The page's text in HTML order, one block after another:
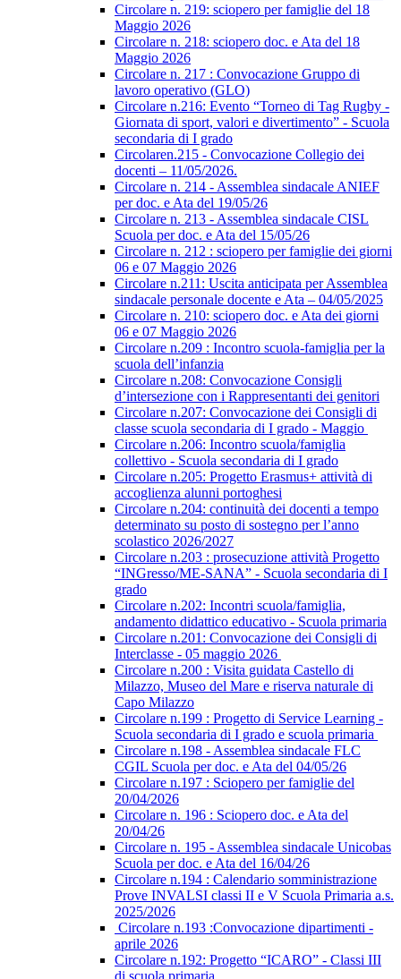
Circolare n. 219: sciopero per famiglie del 18
Maggio 2026
Circolare n. 218: sciopero doc. e Ata del 18
Maggio 2026
Circolare n. 217 : Convocazione Gruppo di
lavoro operativo (GLO)
Circolare n.216: Evento “Torneo di Tag Rugby -
Giornata di sport, valori e divertimento” - Scuola
secondaria di I grado
Circolaren.215 - Convocazione Collegio dei
docenti – 11/05/2026.
Circolare n. 214 - Assemblea sindacale ANIEF
per doc. e Ata del 19/05/26
Circolare n. 213 - Assemblea sindacale CISL
Scuola per doc. e Ata del 15/05/26
Circolare n. 212 : sciopero per famiglie dei giorni
06 e 07 Maggio 2026
Circolare n.211: Uscita anticipata per Assemblea
sindacale personale docente e Ata – 04/05/2025
Circolare n. 210: sciopero doc. e Ata dei giorni
06 e 07 Maggio 2026
Circolare n.209 : Incontro scuola-famiglia per la
scuola dell’infanzia
Circolare n.208: Convocazione Consigli
d’intersezione con i Rappresentanti dei genitori
Circolare n.207: Convocazione dei Consigli di
classe scuola secondaria di I grado - Maggio
Circolare n.206: Incontro scuola/famiglia
collettivo - Scuola secondaria di I grado
Circolare n.205: Progetto Erasmus+ attività di
accoglienza alunni portoghesi
Circolare n.204: continuità dei docenti a tempo
determinato su posto di sostegno per l’anno
scolastico 2026/2027
Circolare n.203 : prosecuzione attività Progetto
“INGresso/ME-SANA” - Scuola secondaria di I
grado
Circolare n.202: Incontri scuola/famiglia,
andamento didattico educativo - Scuola primaria
Circolare n.201: Convocazione dei Consigli di
Interclasse - 05 maggio 2026
Circolare n.200 : Visita guidata Castello di
Milazzo, Museo del Mare e riserva naturale di
Capo Milazzo
Circolare n.199 : Progetto di Service Learning -
Scuola secondaria di I grado e scuola primaria
Circolare n.198 - Assemblea sindacale FLC
CGIL Scuola per doc. e Ata del 04/05/26
Circolare n.197 : Sciopero per famiglie del
20/04/2026
Circolare n. 196 : Sciopero doc. e Ata del
20/04/26
Circolare n. 195 - Assemblea sindacale Unicobas
Scuola per doc. e Ata del 16/04/26
Circolare n.194 : Calendario somministrazione
Prove INVALSI classi II e V Scuola Primaria a.s.
2025/2026
Circolare n.193 :Convocazione dipartimenti -
aprile 2026
Circolare n.192: Progetto “ICARO” - Classi III